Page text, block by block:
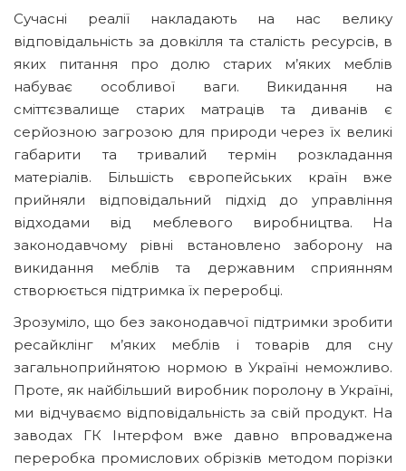
Сучасні реалії накладають на нас велику
відповідальність за довкілля та сталість ресурсів, в
яких питання про долю старих м’яких меблів
набуває особливої ваги. Викидання на
сміттєзвалище старих матраців та диванів є
серйозною загрозою для природи через їх великі
габарити та тривалий термін розкладання
матеріалів. Більшість європейських країн вже
прийняли відповідальний підхід до управління
відходами від меблевого виробництва. На
законодавчому рівні встановлено заборону на
викидання меблів та державним сприянням
створюється підтримка їх переробці.
Зрозуміло, що без законодавчої підтримки зробити
ресайклінг м’яких меблів і товарів для сну
загальноприйнятою нормою в Україні неможливо.
Проте, як найбільший виробник поролону в Україні,
ми відчуваємо відповідальність за свій продукт. На
заводах ГК Інтерфом вже давно впроваджена
переробка промислових обрізків методом порізки